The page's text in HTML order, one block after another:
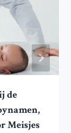
de
Meisjes